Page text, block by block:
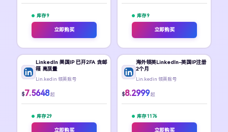
库存 9
立即购买
库存 9
立即购买
LinkedIn 美国IP 已开2FA 含邮
箱 高质量
Lin.kedin 领英账号
$7.5648 起
库存 29
立即购买
海外领英LinkedIn-英国IP注册
2个月
Lin.kedin 领英账号
$8.2999 起
库存 1176
立即购买